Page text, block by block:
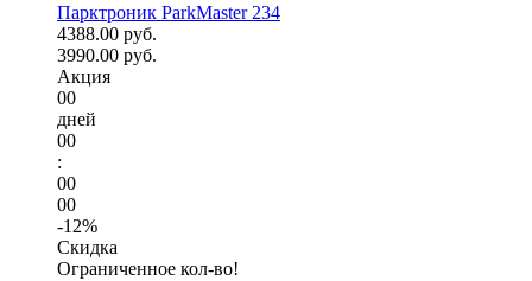
Парктроник ParkMaster 234
4388.00 руб.
3990.00 руб.
Акция
00
дней
00
:
00
00
-12%
Скидка
Ограниченное кол-во!